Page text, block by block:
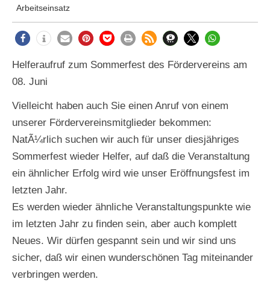
Arbeitseinsatz
Helferaufruf zum Sommerfest des Fördervereins am
08. Juni
Vielleicht haben auch Sie einen Anruf von einem
unserer Fördervereinsmitglieder bekommen:
NatÃ¼rlich suchen wir auch für unser diesjähriges
Sommerfest wieder Helfer, auf daß die Veranstaltung
ein ähnlicher Erfolg wird wie unser Eröffnungsfest im
letzten Jahr.
Es werden wieder ähnliche Veranstaltungspunkte wie
im letzten Jahr zu finden sein, aber auch komplett
Neues. Wir dürfen gespannt sein und wir sind uns
sicher, daß wir einen wunderschönen Tag miteinander
verbringen werden.